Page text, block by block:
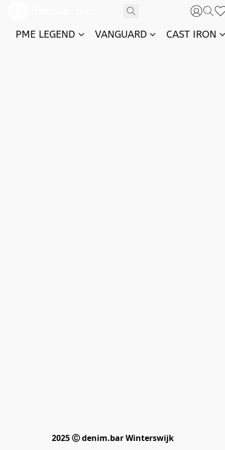
PME LEGEND VANGUARD CAST IRON
2025 Ⓒ denim.bar Winterswijk